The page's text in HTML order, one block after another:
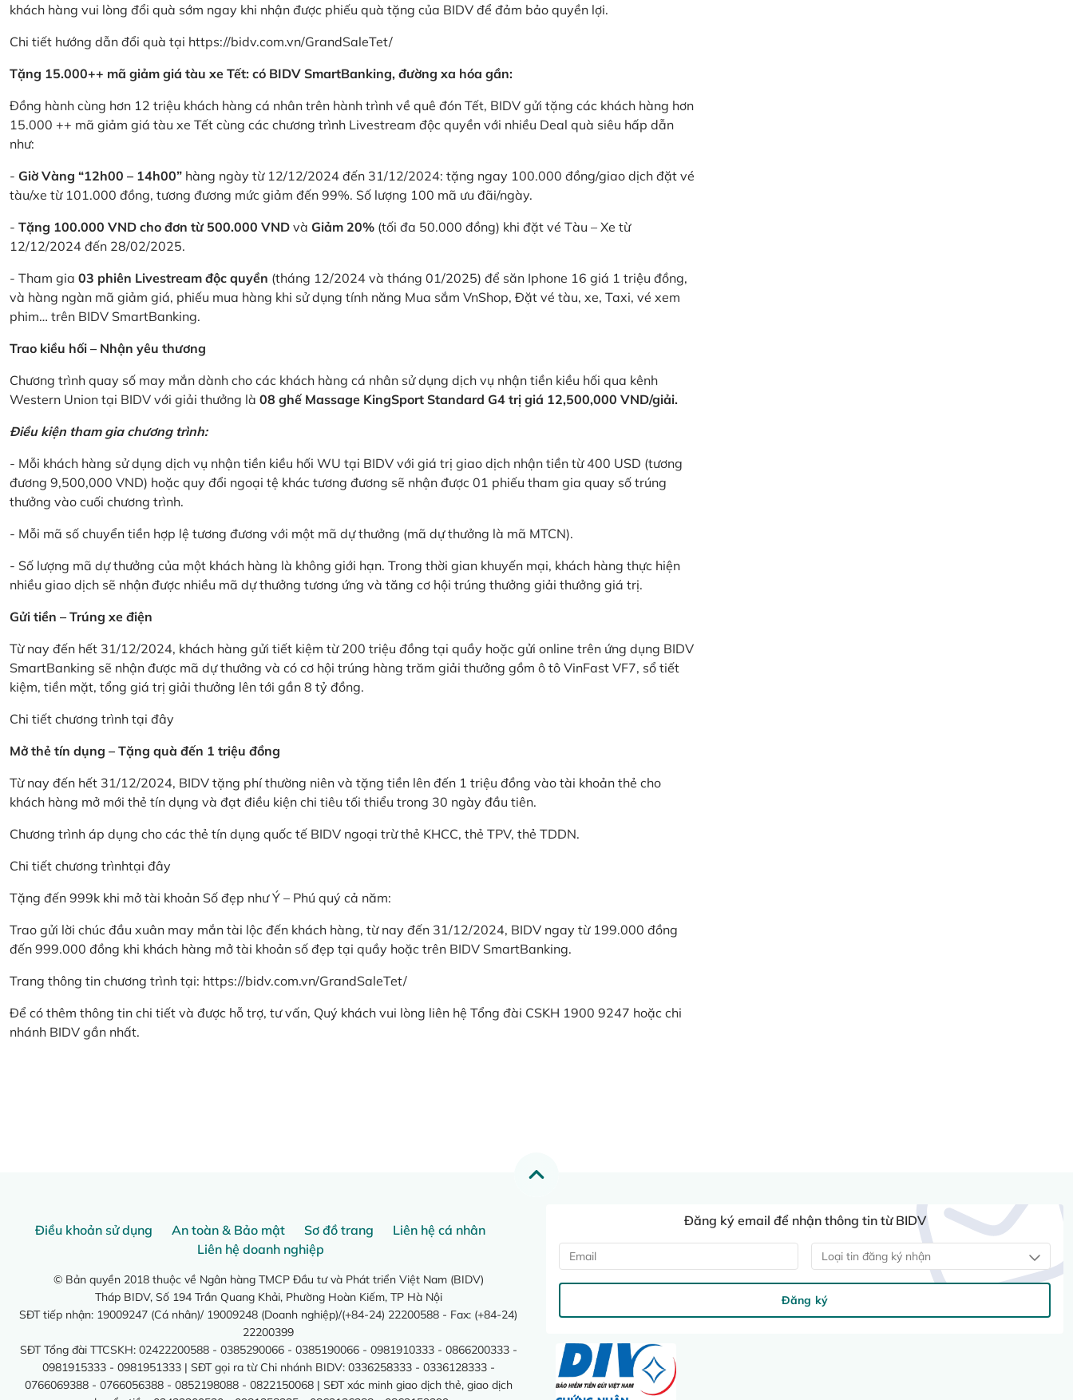
khách hàng vui lòng đổi quà sớm ngay khi nhận được phiếu quà tặng của BIDV để đảm bảo quyền lợi.
Chi tiết hướng dẫn đổi quà tại https://bidv.com.vn/GrandSaleTet/
Tặng 15.000++ mã giảm giá tàu xe Tết: có BIDV SmartBanking, đường xa hóa gần:
Đồng hành cùng hơn 12 triệu khách hàng cá nhân trên hành trình về quê đón Tết, BIDV gửi tặng các khách hàng hơn
15.000 ++ mã giảm giá tàu xe Tết cùng các chương trình Livestream độc quyền với nhiều Deal quà siêu hấp dẫn
như:
- Giờ Vàng “12h00 – 14h00” hàng ngày từ 12/12/2024 đến 31/12/2024: tặng ngay 100.000 đồng/giao dịch đặt vé
tàu/xe từ 101.000 đồng, tương đương mức giảm đến 99%. Số lượng 100 mã ưu đãi/ngày.
- Tặng 100.000 VND cho đơn từ 500.000 VND và Giảm 20% (tối đa 50.000 đồng) khi đặt vé Tàu – Xe từ
12/12/2024 đến 28/02/2025.
- Tham gia 03 phiên Livestream độc quyền (tháng 12/2024 và tháng 01/2025) để săn Iphone 16 giá 1 triệu đồng,
và hàng ngàn mã giảm giá, phiếu mua hàng khi sử dụng tính năng Mua sắm VnShop, Đặt vé tàu, xe, Taxi, vé xem
phim… trên BIDV SmartBanking.
Trao kiều hối – Nhận yêu thương
Chương trình quay số may mắn dành cho các khách hàng cá nhân sử dụng dịch vụ nhận tiền kiều hối qua kênh
Western Union tại BIDV với giải thưởng là 08 ghế Massage KingSport Standard G4 trị giá 12,500,000 VND/giải.
Điều kiện tham gia chương trình:
- Mỗi khách hàng sử dụng dịch vụ nhận tiền kiều hối WU tại BIDV với giá trị giao dịch nhận tiền từ 400 USD (tương
đương 9,500,000 VND) hoặc quy đổi ngoại tệ khác tương đương sẽ nhận được 01 phiếu tham gia quay số trúng
thưởng vào cuối chương trình.
- Mỗi mã số chuyển tiền hợp lệ tương đương với một mã dự thưởng (mã dự thưởng là mã MTCN).
- Số lượng mã dự thưởng của một khách hàng là không giới hạn. Trong thời gian khuyến mại, khách hàng thực hiện
nhiều giao dịch sẽ nhận được nhiều mã dự thưởng tương ứng và tăng cơ hội trúng thưởng giải thưởng giá trị.
Gửi tiền – Trúng xe điện
Từ nay đến hết 31/12/2024, khách hàng gửi tiết kiệm từ 200 triệu đồng tại quầy hoặc gửi online trên ứng dụng BIDV
SmartBanking sẽ nhận được mã dự thưởng và có cơ hội trúng hàng trăm giải thưởng gồm ô tô VinFast VF7, sổ tiết
kiệm, tiền mặt, tổng giá trị giải thưởng lên tới gần 8 tỷ đồng.
Chi tiết chương trình tại đây
Mở thẻ tín dụng – Tặng quà đến 1 triệu đồng
Từ nay đến hết 31/12/2024, BIDV tặng phí thường niên và tặng tiền lên đến 1 triệu đồng vào tài khoản thẻ cho
khách hàng mở mới thẻ tín dụng và đạt điều kiện chi tiêu tối thiểu trong 30 ngày đầu tiên.
Chương trình áp dụng cho các thẻ tín dụng quốc tế BIDV ngoại trừ thẻ KHCC, thẻ TPV, thẻ TDDN.
Chi tiết chương trìnhtại đây
Tặng đến 999k khi mở tài khoản Số đẹp như Ý – Phú quý cả năm:
Trao gửi lời chúc đầu xuân may mắn tài lộc đến khách hàng, từ nay đến 31/12/2024, BIDV ngay từ 199.000 đồng
đến 999.000 đồng khi khách hàng mở tài khoản số đẹp tại quầy hoặc trên BIDV SmartBanking.
Trang thông tin chương trình tại: https://bidv.com.vn/GrandSaleTet/
Để có thêm thông tin chi tiết và được hỗ trợ, tư vấn, Quý khách vui lòng liên hệ Tổng đài CSKH 1900 9247 hoặc chi
nhánh BIDV gần nhất.
Điều khoản sử dụng An toàn & Bảo mật Sơ đồ trang
Liên hệ cá nhân
Liên hệ doanh nghiệp
© Bản quyền 2018 thuộc về Ngân hàng TMCP Đầu tư và Phát triển Việt Nam (BIDV)
Tháp BIDV, Số 194 Trần Quang Khải, Phường Hoàn Kiếm, TP Hà Nội
SĐT tiếp nhận: 19009247 (Cá nhân)/ 19009248 (Doanh nghiệp)/(+84-24) 22200588 - Fax: (+84-24)
22200399
SĐT Tổng đài TTCSKH: 02422200588 - 0385290066 - 0385190066 - 0981910333 - 0866200333 -
0981915333 - 0981951333 | SĐT gọi ra từ Chi nhánh BIDV: 0336258333 - 0336128333 -
0766069388 - 0766056388 - 0852198088 - 0822150068 | SĐT xác minh giao dịch thẻ, giao dịch
Đăng ký email để nhận thông tin từ BIDV
Loại tin đăng ký nhận
Đăng ký